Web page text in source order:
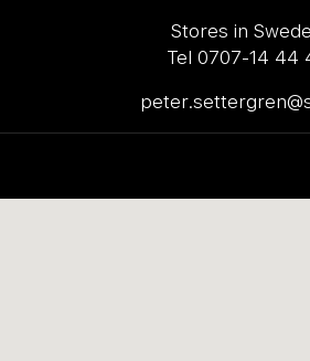
Stores in
Tel 0707-14 44